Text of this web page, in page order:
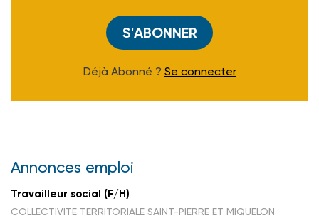
S'ABONNER
Déjà Abonné ? Se connecter
Annonces emploi
Travailleur social (F/H)
COLLECTIVITE TERRITORIALE SAINT-PIERRE ET MIQUELON